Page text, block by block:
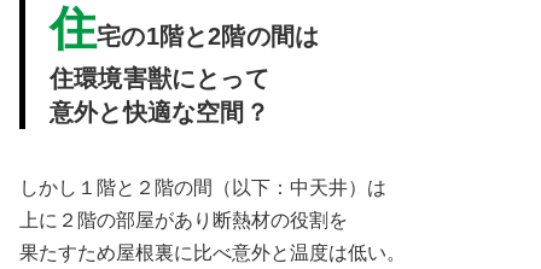
住宅の1階と2階の間は
住環境害獣にとって
意外と快適な空間？
しかし１階と２階の間（以下：中天井）は
上に２階の部屋があり断熱材の役割を
果たすため屋根裏に比べ意外と温度は低い。